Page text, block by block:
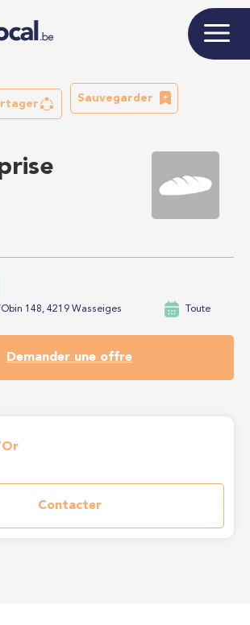
Sauvegarder
148, 4219 Wasseiges Toute
Demander une offre
Contacter